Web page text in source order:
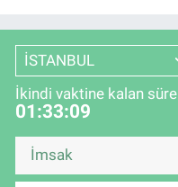
İSTANBUL
İkindi vaktine kalan süre
01:33:08
İmsak